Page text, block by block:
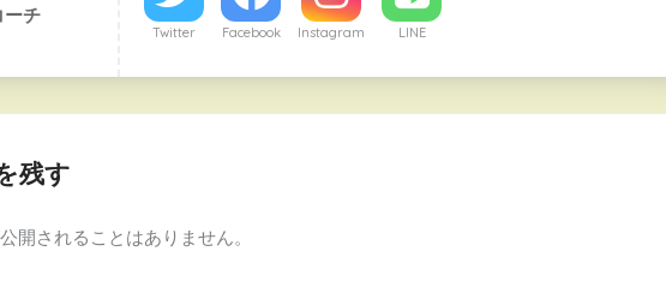
ーチ
Twitter Facebook Instagram LINE
残す
開されることはありません。